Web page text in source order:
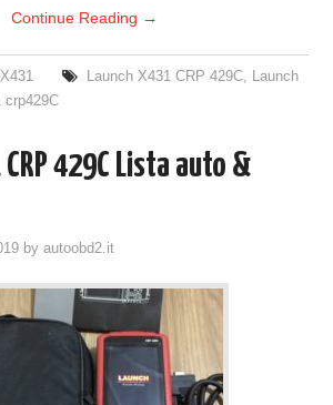
Continue Reading →
Launch X431 CRP 429C, Launch
crp429C
CRP 429C Lista auto &
byautoobd2.it